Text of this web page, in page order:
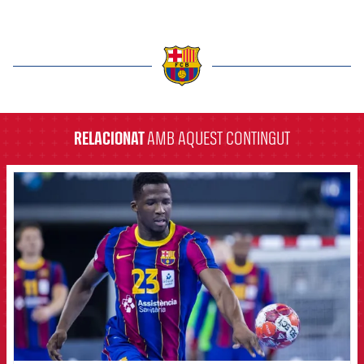
RELACIONATAMB AQUEST CONTINGUT
FCB Barcelona badge